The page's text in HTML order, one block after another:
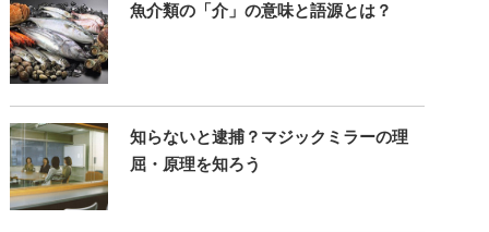
魚介類の「介」の意味と語源とは？
知らないと逮捕？マジックミラーの理
屈・原理を知ろう